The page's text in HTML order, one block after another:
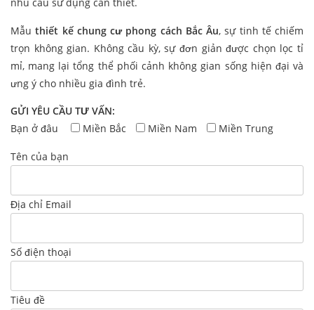
Mẫuthiết kế chung cư phong cách Bắc Âu, sự tinh tế chiếm
trọn không gian. Không cầu kỳ, sự đơn giản được chọn lọc tỉ
mỉ, mang lại tổng thể phối cảnh không gian sống hiện đại và
ưng ý cho nhiều gia đình trẻ.
GỬI YÊU CẦU TƯ VẤN:
Bạn ở đâu
Miền Bắc Miền Nam Miền Trung
Tên của bạn
Địa chỉ Email
Số điện thoại
Tiêu đề